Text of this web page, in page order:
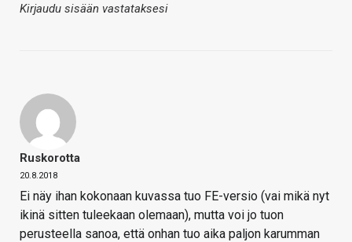
Kirjaudu sisään vastataksesi
Ruskorotta
20.8.2018
Ei näy ihan kokonaan kuvassa tuo FE-versio (vai mikä nyt
ikinä sitten tuleekaan olemaan), mutta voi jo tuon
perusteella sanoa, että onhan tuo aika paljon karumman